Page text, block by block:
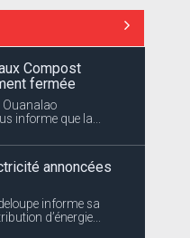
Compost
fermée
Ouanalao
informe que la...
annoncées
informe sa
d’énergie...